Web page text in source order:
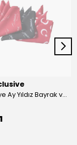
3'lü Türkiye Ay Yıldız Bayrak ve Mustafa Kemal Atatürk imzalı Kırmızı Siyah Yaka Mendili Seti